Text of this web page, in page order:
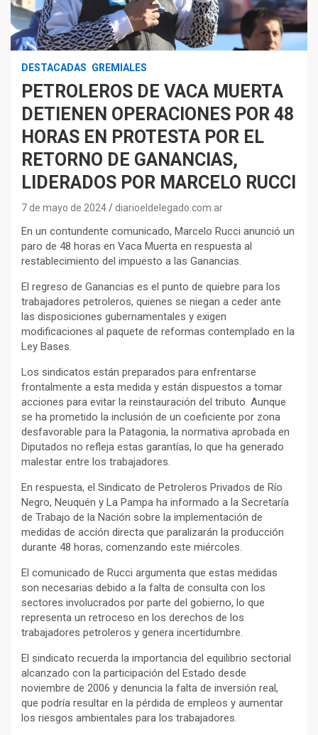
DESTACADAS GREMIALES
PETROLEROS DE VACA MUERTA
DETIENEN OPERACIONES POR 48
HORAS EN PROTESTA POR EL
RETORNO DE GANANCIAS,
LIDERADOS POR MARCELO RUCCI
7 de mayo de 2024 diarioeldelegado.com.ar
En un contundente comunicado, Marcelo Rucci anunció un
paro de 48 horas en Vaca Muerta en respuesta al
restablecimiento del impuesto a las Ganancias.
El regreso de Ganancias es el punto de quiebre para los
trabajadores petroleros, quienes se niegan a ceder ante
las disposiciones gubernamentales y exigen
modificaciones al paquete de reformas contemplado en la
Ley Bases.
Los sindicatos están preparados para enfrentarse
frontalmente a esta medida y están dispuestos a tomar
acciones para evitar la reinstauración del tributo. Aunque
se ha prometido la inclusión de un coeficiente por zona
desfavorable para la Patagonia, la normativa aprobada en
Diputados no refleja estas garantías, lo que ha generado
malestar entre los trabajadores.
En respuesta, el Sindicato de Petroleros Privados de Río
Negro, Neuquén y La Pampa ha informado a la Secretaría
de Trabajo de la Nación sobre la implementación de
medidas de acción directa que paralizarán la producción
durante 48 horas, comenzando este miércoles.
El comunicado de Rucci argumenta que estas medidas
son necesarias debido a la falta de consulta con los
sectores involucrados por parte del gobierno, lo que
representa un retroceso en los derechos de los
trabajadores petroleros y genera incertidumbre.
El sindicato recuerda la importancia del equilibrio sectorial
alcanzado con la participación del Estado desde
noviembre de 2006 y denuncia la falta de inversión real,
que podría resultar en la pérdida de empleos y aumentar
los riesgos ambientales para los trabajadores.